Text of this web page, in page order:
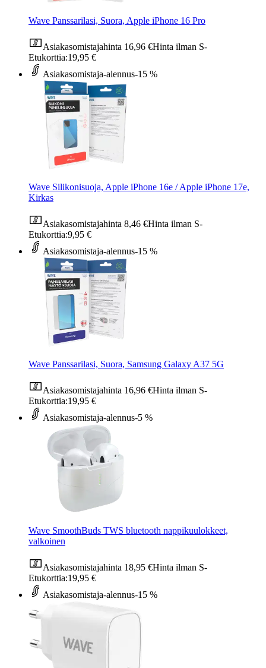
Wave Panssarilasi, Suora, Apple iPhone 16 Pro
Asiakasomistajahinta 16,96 €Hinta ilman S-
Etukorttia:19,95 €
Asiakasomistaja-alennus-15 %
Wave Silikonisuoja, Apple iPhone 16e / Apple iPhone 17e,
Kirkas
Asiakasomistajahinta 8,46 €Hinta ilman S-
Etukorttia:9,95 €
Asiakasomistaja-alennus-15 %
Wave Panssarilasi, Suora, Samsung Galaxy A37 5G
Asiakasomistajahinta 16,96 €Hinta ilman S-
Etukorttia:19,95 €
Asiakasomistaja-alennus-5 %
Wave SmoothBuds TWS bluetooth nappikuulokkeet,
valkoinen
Asiakasomistajahinta 18,95 €Hinta ilman S-
Etukorttia:19,95 €
Asiakasomistaja-alennus-15 %